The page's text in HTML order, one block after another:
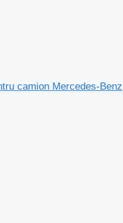
camion Mercedes-Benz